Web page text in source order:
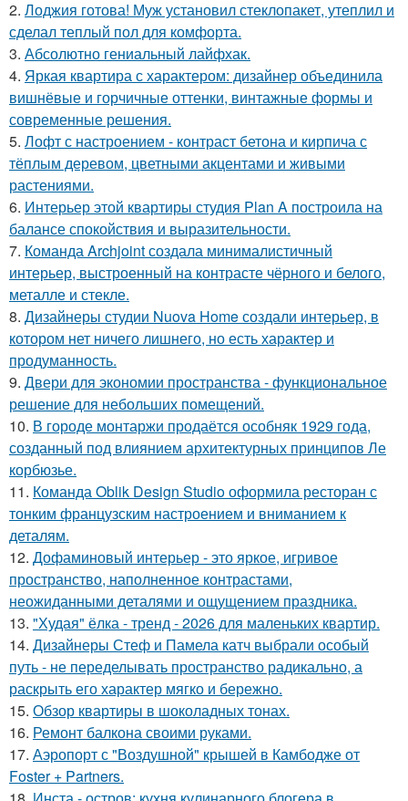
2. Лоджия готова! Муж установил стеклопакет, утеплил и
сделал теплый пол для комфорта.
3. Абсолютно гениальный лайфхак.
4. Яркая квартира с характером: дизайнер объединила
вишнёвые и горчичные оттенки, винтажные формы и
современные решения.
5. Лофт с настроением - контраст бетона и кирпича с
тёплым деревом, цветными акцентами и живыми
растениями.
6. Интерьер этой квартиры студия Plan A построила на
балансе спокойствия и выразительности.
7. Команда Archjoint создала минималистичный
интерьер, выстроенный на контрасте чёрного и белого,
металле и стекле.
8. Дизайнеры студии Nuova Home создали интерьер, в
котором нет ничего лишнего, но есть характер и
продуманность.
9. Двери для экономии пространства - функциональное
решение для небольших помещений.
10. В городе монтаржи продаётся особняк 1929 года,
созданный под влиянием архитектурных принципов Ле
корбюзье.
11. Команда Oblik Design Studio оформила ресторан с
тонким французским настроением и вниманием к
деталям.
12. Дофаминовый интерьер - это яркое, игривое
пространство, наполненное контрастами,
неожиданными деталями и ощущением праздника.
13. "Худая" ёлка - тренд - 2026 для маленьких квартир.
14. Дизайнеры Стеф и Памела катч выбрали особый
путь - не переделывать пространство радикально, а
раскрыть его характер мягко и бережно.
15. Обзор квартиры в шоколадных тонах.
16. Ремонт балкона своими руками.
17. Аэропорт с "Воздушной" крышей в Камбодже от
Foster + Partners.